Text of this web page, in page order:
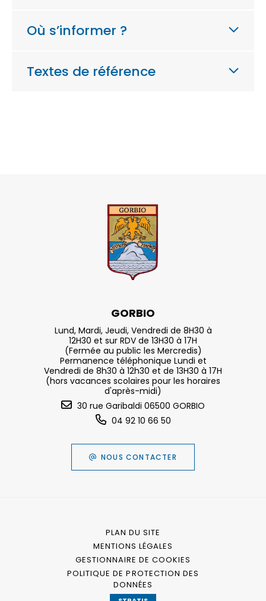
Où s’informer ?
Textes de référence
GORBIO
Lund, Mardi, Jeudi, Vendredi de 8H30 à
12H30 et sur RDV de 13H30 à 17H
(Fermée au public les Mercredis)
Permanence téléphonique Lundi et
Vendredi de 8h30 à 12h30 et de 13H30 à 17H
(hors vacances scolaires pour les horaires
d'après-midi)
30 rue Garibaldi 06500 GORBIO
04 92 10 66 50
NOUS CONTACTER
PLAN DU SITE
MENTIONS LÉGALES
GESTIONNAIRE DE COOKIES
POLITIQUE DE PROTECTION DES
DONNÉES